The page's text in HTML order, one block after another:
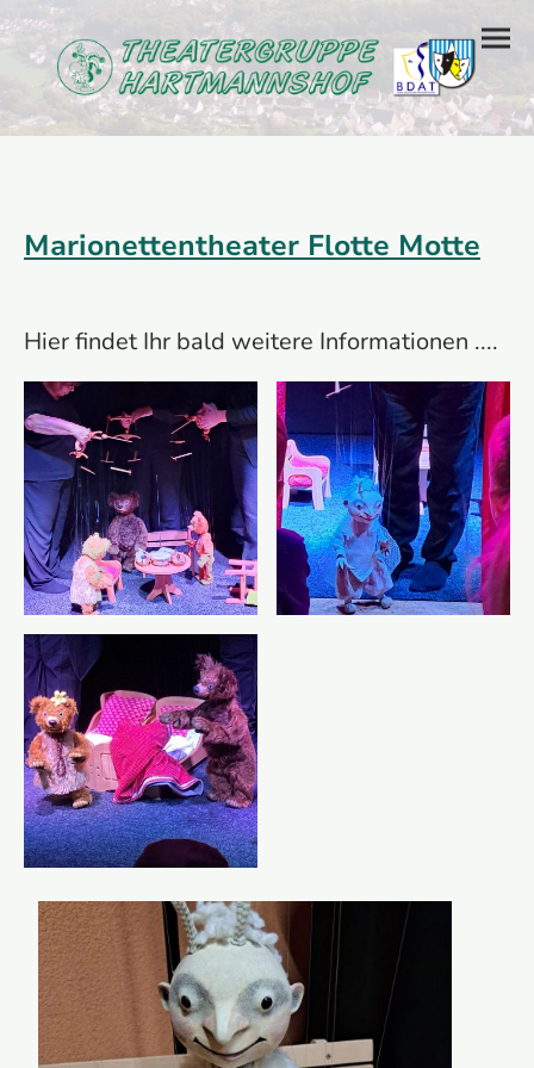
Marionettentheater Flotte Motte
Hier findet Ihr bald weitere Informationen ....